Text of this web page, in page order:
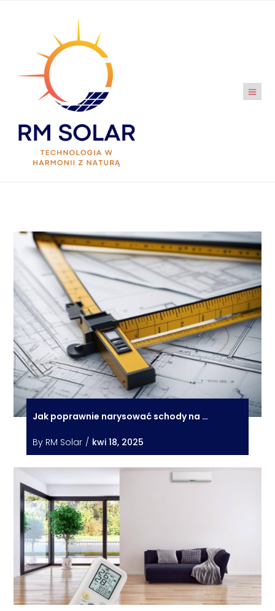
Jak poprawnie narysować schody na …
By RM Solar / kwi 18, 2025